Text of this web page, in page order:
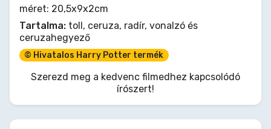
méret: 20,5x9x2cm
Tartalma: toll, ceruza, radír, vonalzó és
ceruzahegyező
© Hivatalos Harry Potter termék
Szerezd meg a kedvenc filmedhez kapcsolódó
írószert!